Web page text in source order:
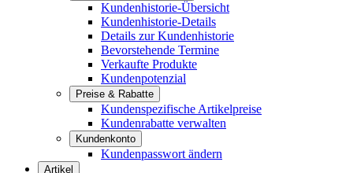
Kundenhistorie-Übersicht
Kundenhistorie-Details
Details zur Kundenhistorie
Bevorstehende Termine
Verkaufte Produkte
Kundenpotenzial
Preise & Rabatte
Kundenspezifische Artikelpreise
Kundenrabatte verwalten
Kundenkonto
Kundenpasswort ändern
Artikel